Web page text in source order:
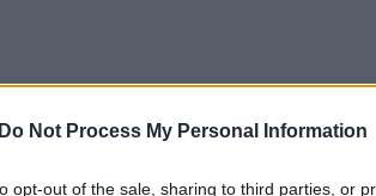
Do Not Process My Personal Information
opt-out of the sale, sharing to third parties, or
generuoja signalus,
bangų ilgiams yra logiškas